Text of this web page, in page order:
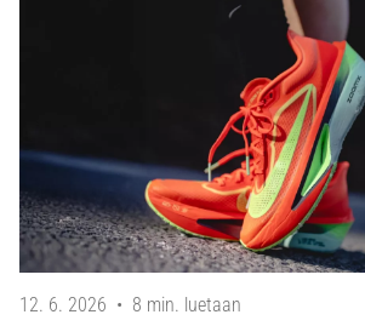
12. 6. 2026 • 8 min. luetaan